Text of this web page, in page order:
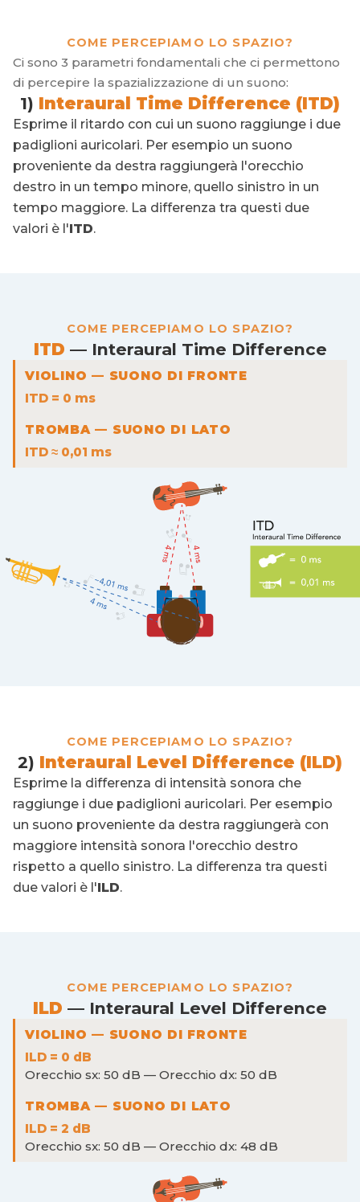
COME PERCEPIAMO LO SPAZIO?
Ci sono 3 parametri fondamentali che ci permettono
di percepire la spazializzazione di un suono:
1) Interaural Time Difference (ITD)
Esprime il ritardo con cui un suono raggiunge i due
padiglioni auricolari. Per esempio un suono
proveniente da destra raggiungerà l'orecchio
destro in un tempo minore, quello sinistro in un
tempo maggiore. La differenza tra questi due
valori è l'ITD.
COME PERCEPIAMO LO SPAZIO?
ITD — Interaural Time Difference
VIOLINO — SUONO DI FRONTE
ITD = 0 ms
TROMBA — SUONO DI LATO
ITD ≈ 0,01 ms
COME PERCEPIAMO LO SPAZIO?
2) Interaural Level Difference (ILD)
Esprime la differenza di intensità sonora che
raggiunge i due padiglioni auricolari. Per esempio
un suono proveniente da destra raggiungerà con
maggiore intensità sonora l'orecchio destro
rispetto a quello sinistro. La differenza tra questi
due valori è l'ILD.
COME PERCEPIAMO LO SPAZIO?
ILD — Interaural Level Difference
VIOLINO — SUONO DI FRONTE
ILD = 0 dB
Orecchio sx: 50 dB — Orecchio dx: 50 dB
TROMBA — SUONO DI LATO
ILD = 2 dB
Orecchio sx: 50 dB — Orecchio dx: 48 dB